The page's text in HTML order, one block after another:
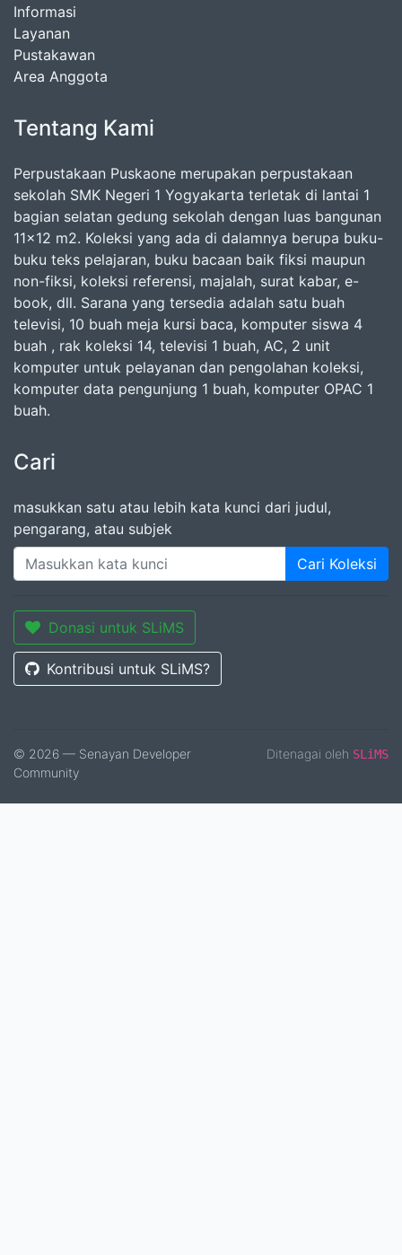
Informasi
Layanan
Pustakawan
Area Anggota
Tentang Kami
Perpustakaan Puskaone merupakan perpustakaan
sekolah SMK Negeri 1 Yogyakarta terletak di lantai 1
bagian selatan gedung sekolah dengan luas bangunan
11x12 m2. Koleksi yang ada di dalamnya berupa buku-
buku teks pelajaran, buku bacaan baik fiksi maupun
non-fiksi, koleksi referensi, majalah, surat kabar, e-
book, dll. Sarana yang tersedia adalah satu buah
televisi, 10 buah meja kursi baca, komputer siswa 4
buah , rak koleksi 14, televisi 1 buah, AC, 2 unit
komputer untuk pelayanan dan pengolahan koleksi,
komputer data pengunjung 1 buah, komputer OPAC 1
buah.
Cari
masukkan satu atau lebih kata kunci dari judul,
pengarang, atau subjek
Cari Koleksi
Donasi untuk SLiMS
Kontribusi untuk SLiMS?
© 2026 — Senayan Developer
Community
Ditenagai oleh SLiMS